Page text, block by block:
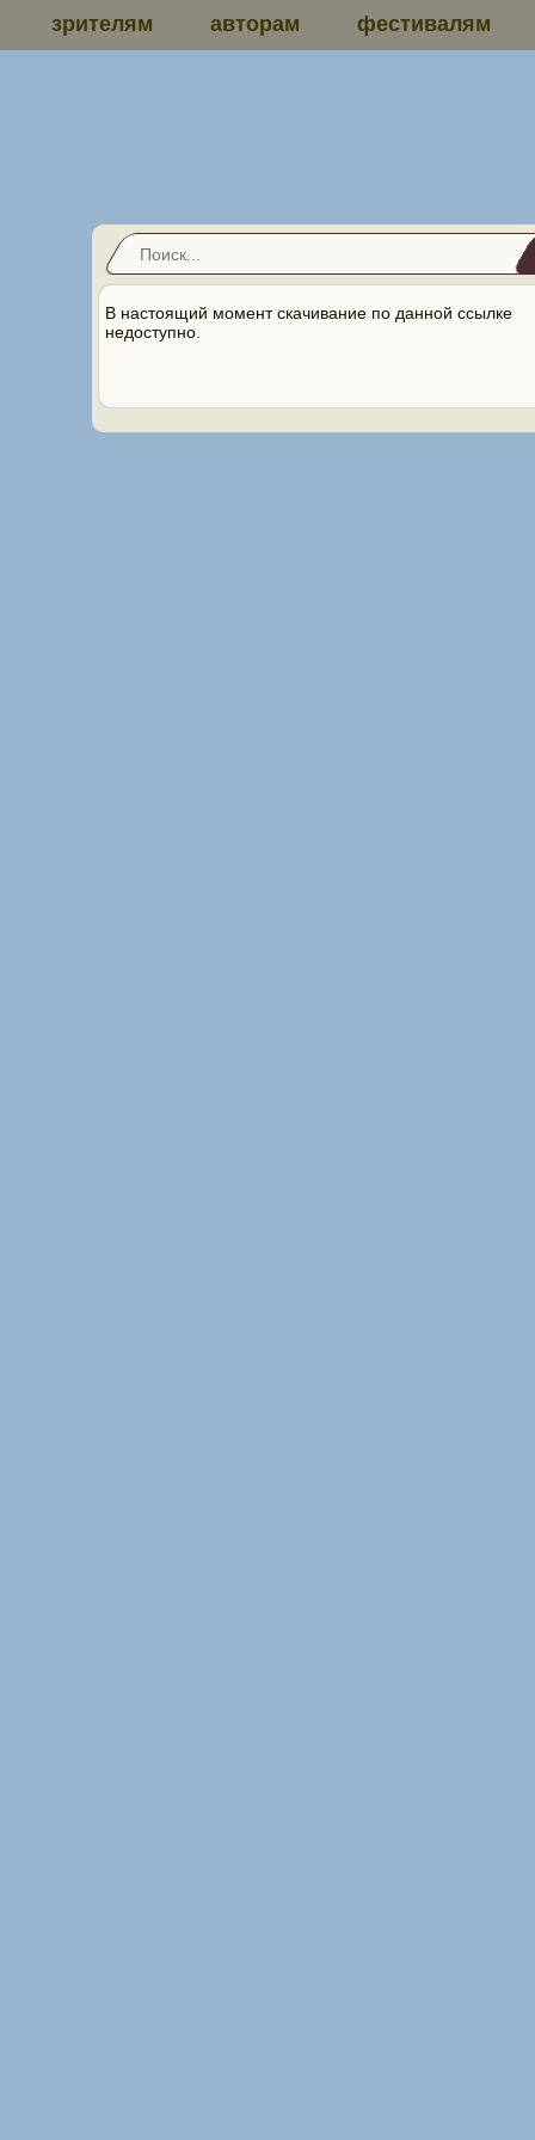
зрителям авторам фестивалям
В настоящий момент скачивание по данной ссылке
недоступно.